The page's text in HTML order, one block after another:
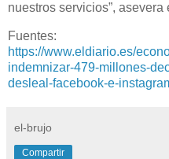
nuestros servicios”,
Fuentes:
https://www.eldiario.es/
indemnizar-479-millones-
desleal-facebook-e-
el-brujo
Compartir